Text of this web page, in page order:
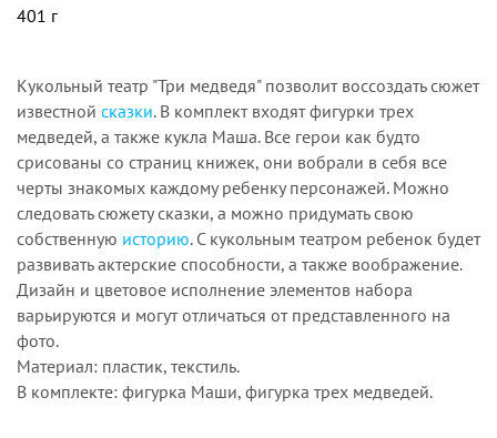
401 г
Кукольный театр "Три медведя" позволит воссоздать сюжет
известной сказки. В комплект входят фигурки трех
медведей, а также кукла Маша. Все герои как будто
срисованы со страниц книжек, они вобрали в себя все
черты знакомых каждому ребенку персонажей. Можно
следовать сюжету сказки, а можно придумать свою
собственную историю. С кукольным театром ребенок будет
развивать актерские способности, а также воображение.
Дизайн и цветовое исполнение элементов набора
варьируются и могут отличаться от представленного на
фото.
Материал: пластик, текстиль.
В комплекте: фигурка Маши, фигурка трех медведей.